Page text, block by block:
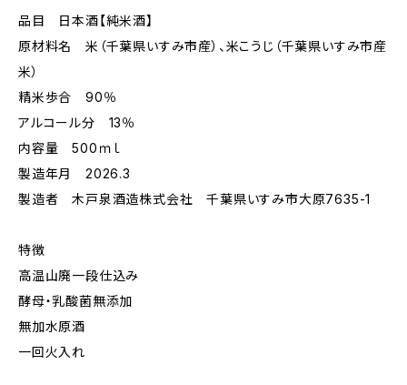
品目 日本酒【純米酒】
原材料名 米（千葉県いすみ市産）、米こうじ（千葉県いすみ市産
米）
精米歩合 90％
アルコール分 13％
内容量 500ｍｌ
製造年月 2026.3
製造者 木戸泉酒造株式会社 千葉県いすみ市大原7635-1
特徴
高温山廃一段仕込み
酵母・乳酸菌無添加
無加水原酒
一回火入れ